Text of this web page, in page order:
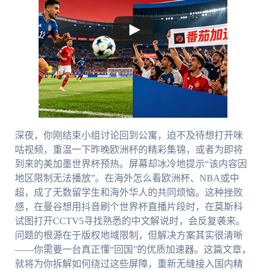
深夜，你刚结束小组讨论回到公寓，迫不及待想打开咪
咕视频，重温一下昨晚欧洲杯的精彩集锦，或者为即将
到来的美加墨世界杯预热。屏幕却冰冷地提示“该内容因
地区限制无法播放”。在海外怎么看欧洲杯、NBA或中
超，成了无数留学生和海外华人的共同烦恼。这种挫败
感，在曼谷想用抖音刷个世界杯直播片段时，在莫斯科
试图打开CCTV5寻找熟悉的中文解说时，会反复袭来。
问题的根源在于版权地域限制，但解决方案其实很清晰
——你需要一台真正懂“回国”的优质加速器。这篇文章，
就将为你拆解如何绕过这些屏障，重新无缝接入国内精